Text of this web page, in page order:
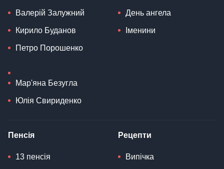
Валерій Залужний
Кирило Буданов
Петро Порошенко
Мар'яна Безугла
Юлія Свириденко
День ангела
Іменини
Пенсія
13 пенсія
Рецепти
Випічка